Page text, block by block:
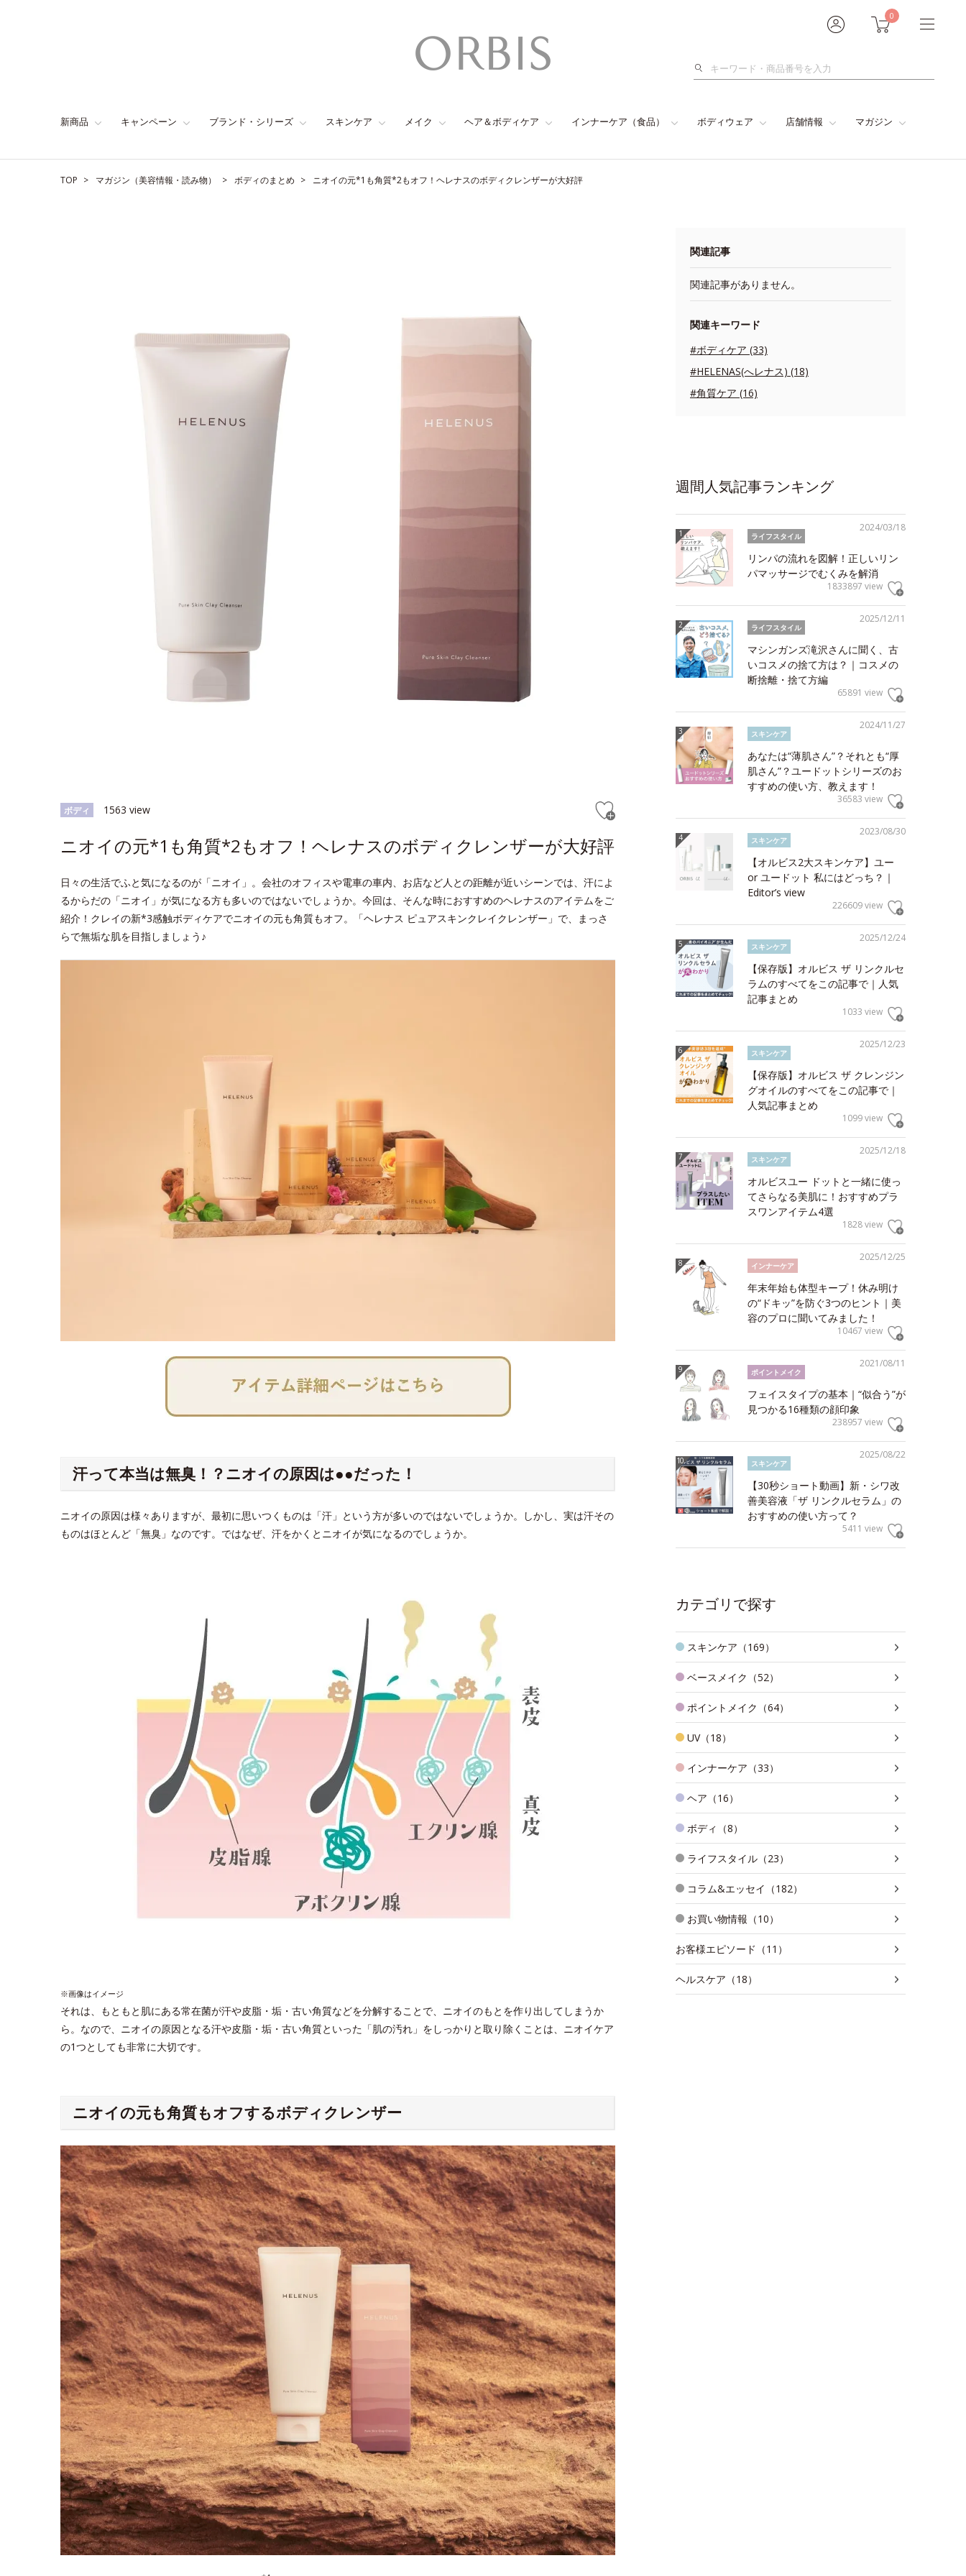
0
検
新商品 キャンペーン ブランド・シリーズ スキンケア メイク ヘア＆ボディケア インナーケア（食品） ボディウェア 店舗情報 マガジン
TOP マガジン（美容情報・読み物） ボディのまとめ ニオイの元*1も角質*2もオフ！ヘレナスのボディクレンザーが大好評
ボディ 1563 view
ニオイの元*1も角質*2もオフ！ヘレナスのボディクレンザーが大好評
日々の生活でふと気になるのが「ニオイ」。会社のオフィスや電車の車内、お店など人との距離が近いシーンでは、汗によ
るからだの「ニオイ」が気になる方も多いのではないでしょうか。今回は、そんな時におすすめのヘレナスのアイテムをご
紹介！クレイの新*3感触ボディケアでニオイの元も角質もオフ。「ヘレナス ピュアスキンクレイクレンザー」で、まっさ
らで無垢な肌を目指しましょう♪
汗って本当は無臭！？ニオイの原因は●●だった！
ニオイの原因は様々ありますが、最初に思いつくものは「汗」という方が多いのではないでしょうか。しかし、実は汗その
ものはほとんど「無臭」なのです。ではなぜ、汗をかくとニオイが気になるのでしょうか。
※画像はイメージ
それは、もともと肌にある常在菌が汗や皮脂・垢・古い角質などを分解することで、ニオイのもとを作り出してしまうか
ら。なので、ニオイの原因となる汗や皮脂・垢・古い角質といった「肌の汚れ」をしっかりと取り除くことは、ニオイケア
の1つとしても非常に大切です。
ニオイの元も角質もオフするボディクレンザー
関連記事
関連記事がありません。
関連キーワード
#ボディケア (33)
#HELENAS(へレナス) (18)
#角質ケア (16)
週間人気記事ランキング
2024/03/18
ライフスタイル
リンパの流れを図解！正しいリン
パマッサージでむくみを解消
1833897 view
2025/12/11
ライフスタイル
マシンガンズ滝沢さんに聞く、古
いコスメの捨て方は？｜コスメの
断捨離・捨て方編
65891 view
2024/11/27
スキンケア
あなたは“薄肌さん”？それとも“厚
肌さん”？ユードットシリーズのお
すすめの使い方、教えます！
36583 view
2023/08/30
スキンケア
【オルビス2大スキンケア】ユー
or ユードット 私にはどっち？｜
Editor’s view
226609 view
2025/12/24
スキンケア
【保存版】オルビス ザ リンクルセ
ラムのすべてをこの記事で｜人気
記事まとめ
1033 view
2025/12/23
スキンケア
【保存版】オルビス ザ クレンジン
グオイルのすべてをこの記事で｜
人気記事まとめ
1099 view
2025/12/18
スキンケア
オルビスユー ドットと一緒に使っ
てさらなる美肌に！おすすめプラ
スワンアイテム4選
1828 view
2025/12/25
インナーケア
年末年始も体型キープ！休み明け
の“ドキッ”を防ぐ3つのヒント｜美
容のプロに聞いてみました！
10467 view
2021/08/11
ポイントメイク
フェイスタイプの基本｜“似合う”が
見つかる16種類の顔印象
238957 view
2025/08/22
スキンケア
【30秒ショート動画】新・シワ改
善美容液「ザ リンクルセラム」の
おすすめの使い方って？
5411 view
カテゴリで探す
スキンケア（169）
ベースメイク（52）
ポイントメイク（64）
UV（18）
インナーケア（33）
ヘア（16）
ボディ（8）
ライフスタイル（23）
コラム&エッセイ（182）
お買い物情報（10）
お客様エピソード（11）
ヘルスケア（18）